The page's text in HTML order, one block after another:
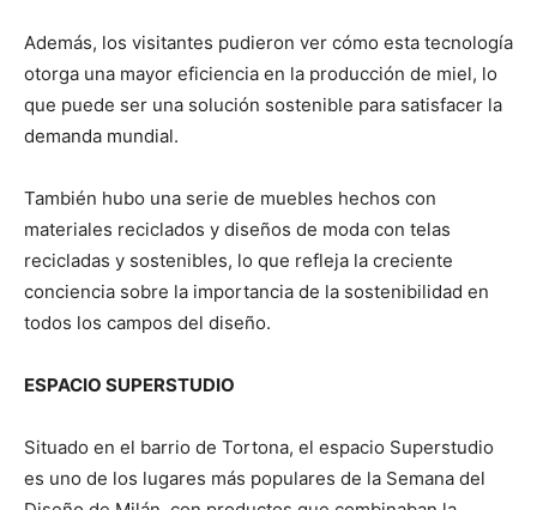
Además, los visitantes pudieron ver cómo esta tecnología
otorga una mayor eficiencia en la producción de miel, lo
que puede ser una solución sostenible para satisfacer la
demanda mundial.
También hubo una serie de muebles hechos con
materiales reciclados y diseños de moda con telas
recicladas y sostenibles, lo que refleja la creciente
conciencia sobre la importancia de la sostenibilidad en
todos los campos del diseño.
ESPACIO SUPERSTUDIO
Situado en el barrio de Tortona, el espacio Superstudio
es uno de los lugares más populares de la Semana del